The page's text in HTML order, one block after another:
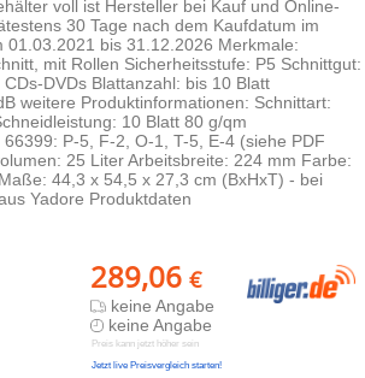
voll ist Hersteller bei Kauf und Online-
30 Tage nach dem Kaufdatum im
01.03.2021 bis 31.12.2026 Merkmale:
mit Rollen Sicherheitsstufe: P5 Schnittgut:
DVDs Blattanzahl: bis 10 Blatt
weitere Produktinformationen: Schnittart:
10 Blatt 80 g/qm
P-5, F-2, O-1, T-5, E-4 (siehe PDF
25 Liter Arbeitsbreite: 224 mm Farbe:
44,3 x 54,5 x 27,3 cm (BxHxT) - bei
Yadore Produktdaten
289,06 €
keine Angabe
keine Angabe
Preis kann jetzt höher sein
Jetzt live Preisvergleich starten!